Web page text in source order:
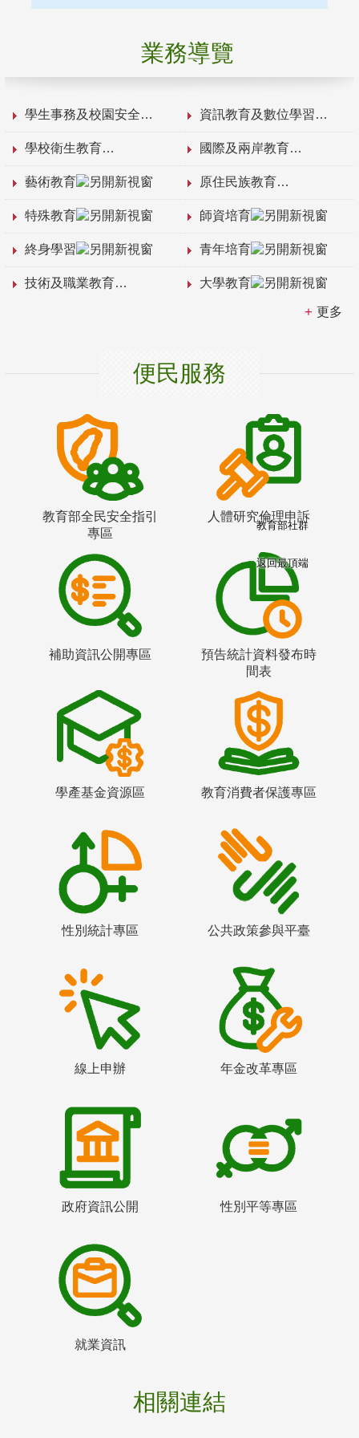
業務導覽
學生事務及校園安全 資訊教育及數位學習
學校衛生教育 國際及兩岸教育
藝術教育 原住民族教育
特殊教育 師資培育
終身學習 青年培育
技術及職業教育 大學教育
更多
便民服務
教育部全民安全指引
專區
人體研究倫理申訴
補助資訊公開專區
預告統計資料發布時
間表
學產基金資源區 教育消費者保護專區
性別統計專區 公共政策參與平臺
線上申辦 年金改革專區
政府資訊公開 性別平等專區
就業資訊
相關連結
教育部社群
返回最頂端